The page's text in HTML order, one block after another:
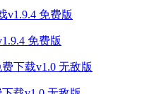
免费版